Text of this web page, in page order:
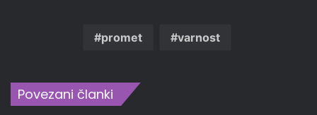
promet varnost
Povezani članki